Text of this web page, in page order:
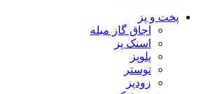
پخت و پز
اجاق گاز مبله
اسنک پز
پلوپز
توستر
زودپز